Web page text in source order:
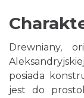
Drewniany,
posiada
jest do